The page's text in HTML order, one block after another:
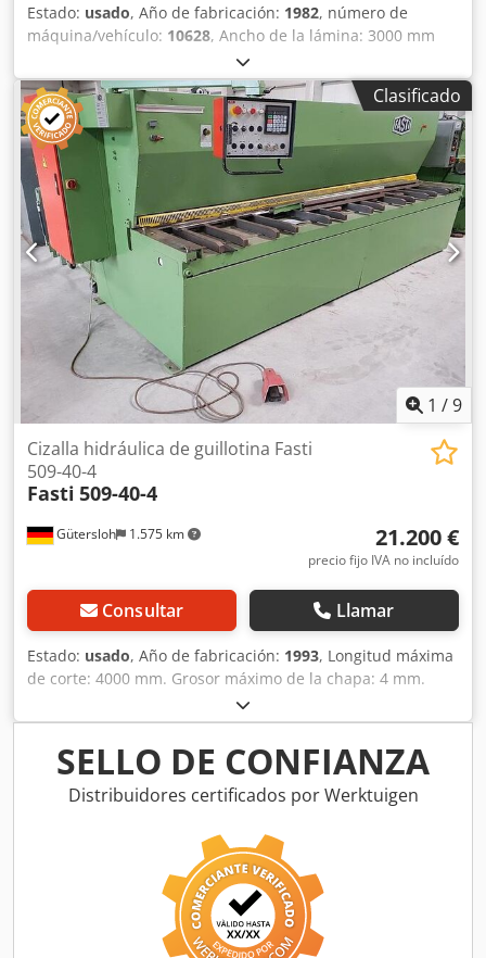
Estado: usado, Año de fabricación: 1982, número de
máquina/vehículo: 10628, Ancho de la lámina: 3000 mm
Grosor de la lámina: 4 mm Distancia entre soportes: 3300
mm Cedjcxxzljpfx Aptsha Distancia del tope trasero: 700
mm Número de ciclos por minuto: 19 - 50 unidades/min
Potencia del motor: 7,5 kW Potencia total requerida: aprox.
10 kW Peso de la máquina: aprox. 5 t Espacio requerido:
aprox. 3,7 x 1,5 x 1,9 m Cizalla hidráulica con 2 bloques de
tope, con pantalla digital, hendidura de corte iluminada,
barra adicional de 2,6 m de longitud.
Clasificado
1 /9
Gütersloh 1.575 km
Cizalla hidráulica de guillotina Fasti
509-40-4
Fasti 509-40-4
21.200 €
precio fijo IVA no incluído
Consultar Llamar
Estado: usado, Año de fabricación: 1993, Longitud máxima
de corte: 4000 mm. Grosor máximo de la chapa: 4 mm.
Acero. Tope trasero controlado hasta 1000 mm. Tope
lateral y extensiones de la mesa. Limitación de la longitud
de corte. Iluminación de los bordes de corte. Valla de
protección, desplazable con interruptores de seguridad.
Peso: aproximadamente 8500 kg. Codef Nwvfopfx Aptjha
SELLO DE CONFIANZA
Distribuidores certificados por Werktuigen